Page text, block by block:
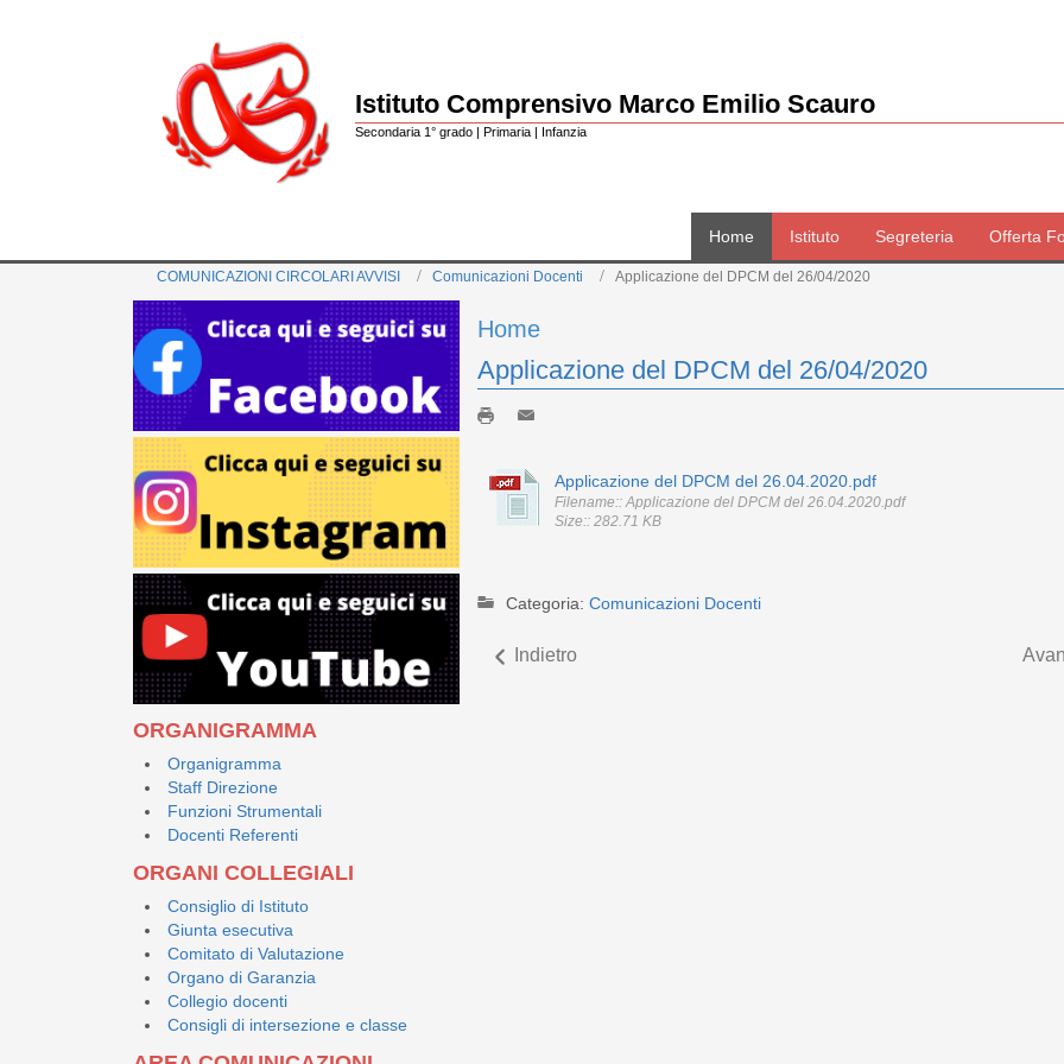
Istituto Comprensivo Marco Emilio Scauro
Secondaria 1° grado | Primaria | Infanzia
Home Istituto Segreteria Offerta
COMUNICAZIONI CIRCOLARI AVVISI Comunicazioni Docenti Applicazione del DPCM del 26/04/2020
ORGANIGRAMMA
Organigramma
Staff Direzione
Funzioni Strumentali
Docenti Referenti
ORGANI COLLEGIALI
Consiglio di Istituto
Giunta esecutiva
Comitato di Valutazione
Organo di Garanzia
Collegio docenti
Consigli di intersezione e classe
Home
Applicazione del DPCM del 26/04/2020
Applicazione del DPCM del 26.04.2020.pdf
Filename:: Applicazione del DPCM del 26.04.2020.pdf
Size:: 282.71 KB
Categoria: Comunicazioni Docenti
Indietro